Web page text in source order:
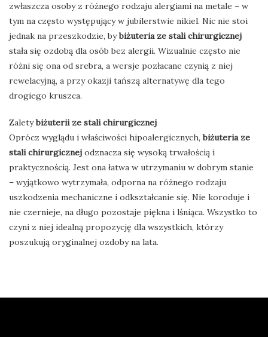
zwłaszcza osoby z różnego rodzaju alergiami na metale – w
tym na często występujący w jubilerstwie nikiel. Nic nie stoi
jednak na przeszkodzie, bybiżuteria ze stali chirurgicznej
stała się ozdobą dla osób bez alergii. Wizualnie często nie
różni się ona od srebra, a wersje pozłacane czynią z niej
rewelacyjną, a przy okazji tańszą alternatywę dla tego
drogiego kruszca.
Zaletybiżuterii ze stali chirurgicznej
Oprócz wyglądu i właściwości hipoalergicznych,biżuteria ze
stali chirurgicznej odznacza się wysoką trwałością i
praktycznością. Jest ona łatwa w utrzymaniu w dobrym stanie
– wyjątkowo wytrzymała, odporna na różnego rodzaju
uszkodzenia mechaniczne i odkształcanie się. Nie koroduje i
nie czernieje, na długo pozostaje piękna i lśniąca. Wszystko to
czyni z niej idealną propozycję dla wszystkich, którzy
poszukują oryginalnej ozdoby na lata.